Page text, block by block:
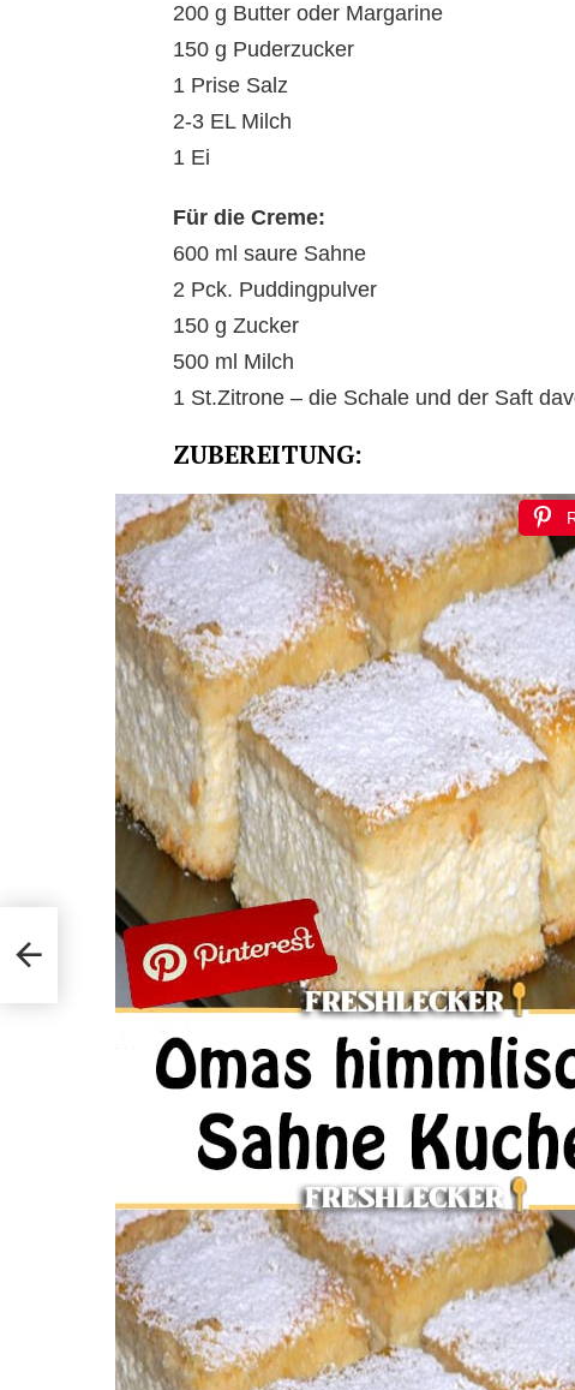
200 g Butter oder Margarine
150 g Puderzucker
1 Prise Salz
2-3 EL Milch
1 Ei
Für die Creme:
600 ml saure Sahne
2 Pck. Puddingpulver
150 g Zucker
500 ml Milch
1 St.Zitrone – die Schale und der Saft
ZUBEREITUNG: